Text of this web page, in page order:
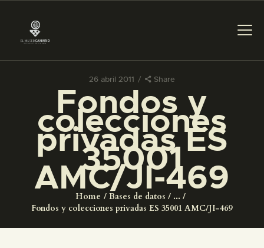
26 abril 2011 Share
Fondos y
colecciones
privadas ES
35001
AMC/JI-469
Home Bases de datos
...
Fondos y colecciones privadas ES 35001 AMC/JI-469
PREPARAR LA VISITA
ACTIVIDADES
█
EL MUSEO